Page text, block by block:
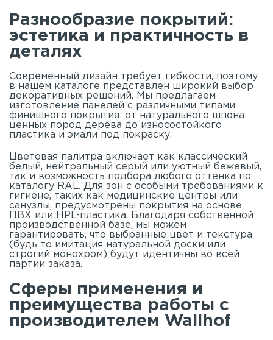
Разнообразие покрытий:
эстетика и практичность в
деталях
Современный дизайн требует гибкости, поэтому
в нашем каталоге представлен широкий выбор
декоративных решений. Мы предлагаем
изготовление панелей с различными типами
финишного покрытия: от натурального шпона
ценных пород дерева до износостойкого
пластика и эмали под покраску.
Цветовая палитра включает как классический
белый, нейтральный серый или уютный бежевый,
так и возможность подбора любого оттенка по
каталогу RAL. Для зон с особыми требованиями к
гигиене, таких как медицинские центры или
санузлы, предусмотрены покрытия на основе
ПВХ или HPL-пластика. Благодаря собственной
производственной базе, мы можем
гарантировать, что выбранные цвет и текстура
(будь то имитация натуральной доски или
строгий монохром) будут идентичны во всей
партии заказа.
Сферы применения и
преимущества работы с
производителем Wallhof